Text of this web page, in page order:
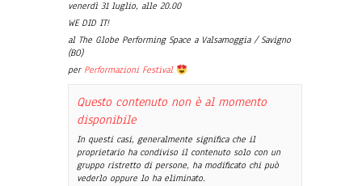
venerdì 31 luglio, alle 20.00
WE DID IT!
al The Globe Performing Space a Valsamoggia / Savigno
(BO)
per Performazioni Festival
Questo contenuto non è al momento
disponibile
In questi casi, generalmente significa che il
proprietario ha condiviso il contenuto solo con un
gruppo ristretto di persone, ha modificato chi può
vederlo oppure lo ha eliminato.